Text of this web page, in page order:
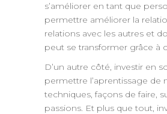
s’améliorer en tant que
permettre améliorer la
relations avec les autres et
peut se transformer grâce à
D’un autre côté, investir en
permettre l’aprentissage de
techniques, façons de faire,
passions. Et plus que tout,